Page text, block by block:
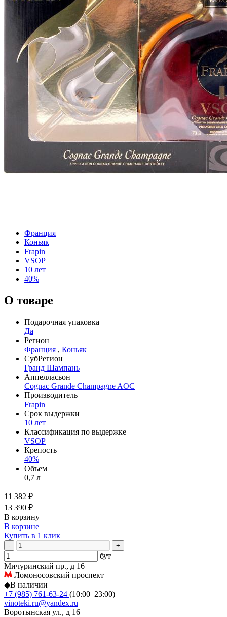
Франция
Коньяк
Frapin
VSOP
10 лет
40%
О товаре
Подарочная упаковка
Да
Регион
Франция , Коньяк
СубРегион
Гранд Шампань
Аппелласьон
Cognac Grande Champagne AOC
Производитель
Frapin
Срок выдержки
10 лет
Классификация по выдержке
VSOP
Крепость
40%
Объем
0,7 л
11 382 ₽
13 390 ₽
В корзину
В корзине
Купить в 1 клик
- +
бут
Мичуринский пр., д 16
Ломоносовский проспект
◆В наличии
+7 (985) 761-63-24 (10:00–23:00)
vinoteki.ru@yandex.ru
Воротынская ул., д 16